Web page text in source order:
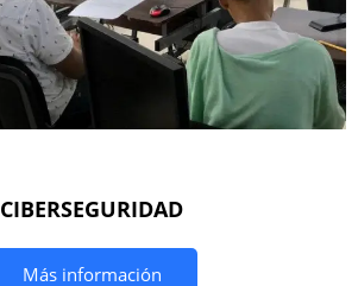
CIBERSEGURIDAD
Más información